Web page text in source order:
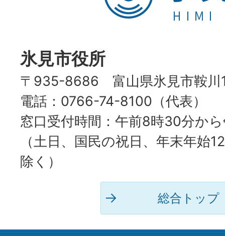
市
氷見市役所
〒935-8686 富山県氷見市鞍川
電話：0766-74-8100（代表）
窓口受付時間：午前8時30分か
（土日、国民の祝日、年末年始
除く）
総合トップ